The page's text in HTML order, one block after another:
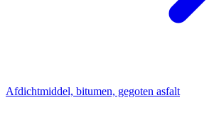
Afdichtmiddel, bitumen, gegoten asfalt